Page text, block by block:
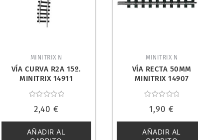
MINITRIX N
VÍA CURVA R2A 15º.
MINITRIX 14911
con
de
5
2,40 €
AÑADIR AL
MINITRIX N
VÍA RECTA 50MM
MINITRIX 14907
con
de
5
1,90€
AÑADIR AL